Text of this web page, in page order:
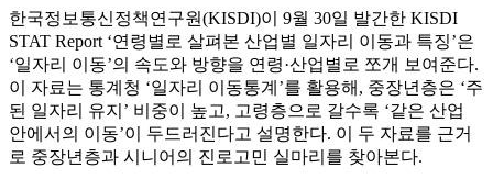
한국정보통신정책연구원(KISDI)이 9월 30일 발간한 KISDI
STAT Report ‘연령별로 살펴본 산업별 일자리 이동과 특징’은
‘일자리 이동’의 속도와 방향을 연령·산업별로 쪼개 보여준다.
이 자료는 통계청 ‘일자리 이동통계’를 활용해, 중장년층은 ‘주
된 일자리 유지’ 비중이 높고, 고령층으로 갈수록 ‘같은 산업
안에서의 이동’이 두드러진다고 설명한다. 이 두 자료를 근거
로 중장년층과 시니어의 진로고민 실마리를 찾아본다.